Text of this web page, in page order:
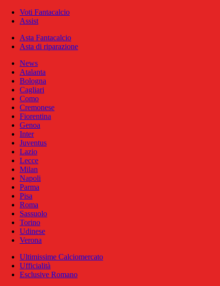
Voti Fantacalcio
Assist
Asta Fantacalcio
Asta di riparazione
News
Atalanta
Bologna
Cagliari
Como
Cremonese
Fiorentina
Genoa
Inter
Juventus
Lazio
Lecce
Milan
Napoli
Parma
Pisa
Roma
Sassuolo
Torino
Udinese
Verona
Ultimissime Calciomercato
Ufficialità
Esclusive Romano